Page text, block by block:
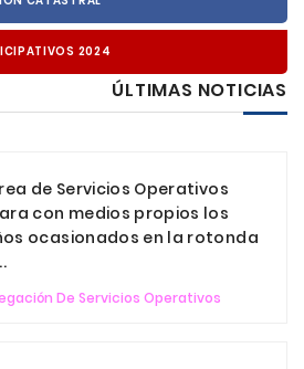
2024
ÚLTIMAS NOTICIAS
de Servicios Operativos
con medios propios los
ocasionados en la rotonda
De Servicios Operativos